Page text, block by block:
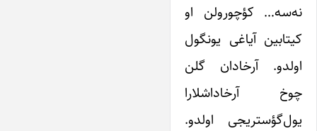
نه‌سه… کؤچورولن او
کیتابین آیاغی یونگول
اولدو. آرخادان گلن
چوخ آرخاداشلارا
یول‌گؤستریجی اولدو.